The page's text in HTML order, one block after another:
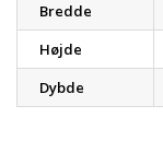
Bredde
Højde
Dybde